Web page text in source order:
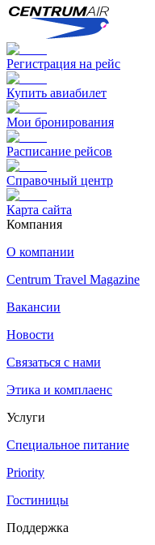
Регистрация на рейс
Купить авиабилет
Мои бронирования
Расписание рейсов
Справочный центр
Карта сайта
Компания
О компании
Centrum Travel Magazine
Вакансии
Новости
Связаться с нами
Этика и комплаенс
Услуги
Специальное питание
Priority
Гостиницы
Поддержка